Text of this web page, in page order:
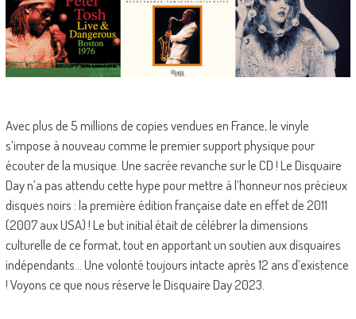
Avec plus de 5 millions de copies vendues en France, le vinyle
s’impose à nouveau comme le premier support physique pour
écouter de la musique. Une sacrée revanche sur le CD ! Le Disquaire
Day n’a pas attendu cette hype pour mettre à l’honneur nos précieux
disques noirs : la première édition française date en effet de 2011
(2007 aux USA) ! Le but initial était de célébrer la dimensions
culturelle de ce format, tout en apportant un soutien aux disquaires
indépendants… Une volonté toujours intacte après 12 ans d’existence
! Voyons ce que nous réserve le Disquaire Day 2023.